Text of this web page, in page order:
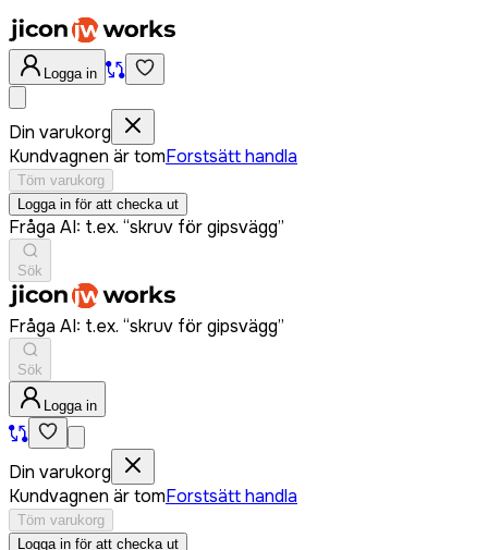
Logga in
Din varukorg
Kundvagnen är tomForstsätt handla
Töm varukorg
Logga in för att checka ut
Fråga AI: t.ex. “skruv för gipsvägg”
Sök
Fråga AI: t.ex. “skruv för gipsvägg”
Sök
Logga in
Din varukorg
Kundvagnen är tomForstsätt handla
Töm varukorg
Logga in för att checka ut